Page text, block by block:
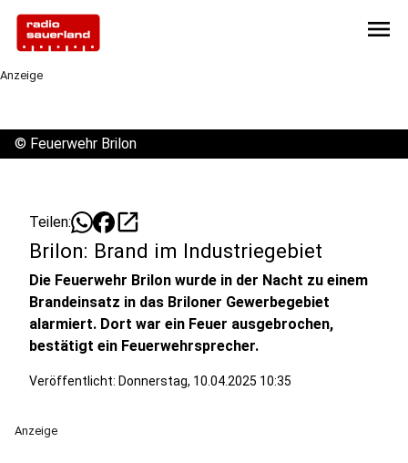
menu
Anzeige
© Feuerwehr Brilon
Teilen: open_in_new
Brilon: Brand im Industriegebiet
Die Feuerwehr Brilon wurde in der Nacht zu einem
Brandeinsatz in das Briloner Gewerbegebiet
alarmiert. Dort war ein Feuer ausgebrochen,
bestätigt ein Feuerwehrsprecher.
Veröffentlicht: Donnerstag, 10.04.2025 10:35
Anzeige